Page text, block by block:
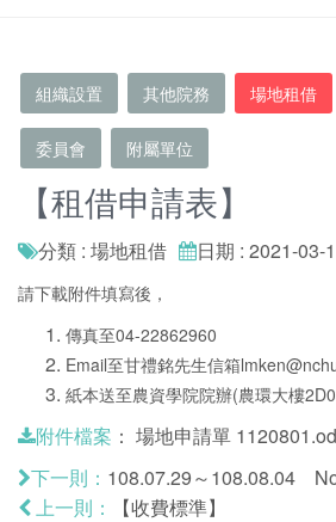
組織設置 其他院務 場地租借
委員會 附屬單位
【租借申請表】
分類 : 場地租借 日期 : 2021-03-
請下載附件填寫後，
傳真至04-22862960
Email至甘禮銘先生信箱
紙本送至農資學院院辦(農環大樓
附件檔案 ： 場地申請單
下一則： 108.07.29～108.08.04
上一則：
【收費標準】